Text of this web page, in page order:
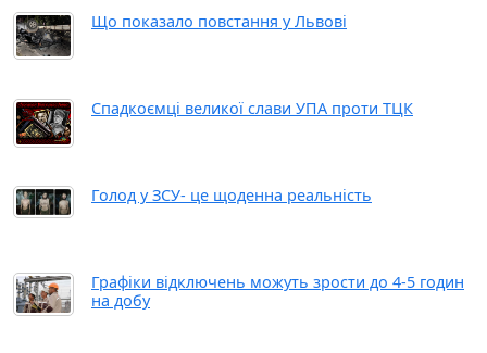
Що показало повстання у Львові
Спадкоємці великої слави УПА проти ТЦК
Голод у ЗСУ- це щоденна реальність
Графіки відключень можуть зрости до 4-5 годин
на добу